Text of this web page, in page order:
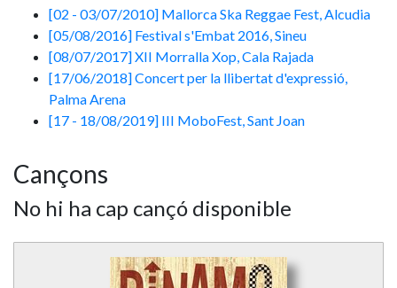
[02 - 03/07/2010] Mallorca Ska Reggae Fest, Alcudia
[05/08/2016] Festival s'Embat 2016, Sineu
[08/07/2017] XII Morralla Xop, Cala Rajada
[17/06/2018] Concert per la llibertat d'expressió,
Palma Arena
[17 - 18/08/2019] III MoboFest, Sant Joan
Cançons
No hi ha cap cançó disponible